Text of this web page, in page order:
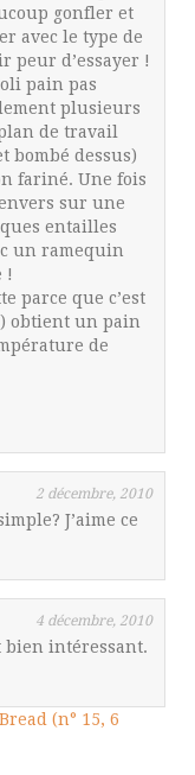
gonfler et
avec le type de
peur d’essayer !
pain pas
plusieurs
de travail
bombé dessus)
fariné. Une fois
sur une
entailles
un ramequin
!
parce que c’est
obtient un pain
de
2 décembre, 2010
J’aime ce
4 décembre, 2010
bien intéressant.
(n° 15, 6